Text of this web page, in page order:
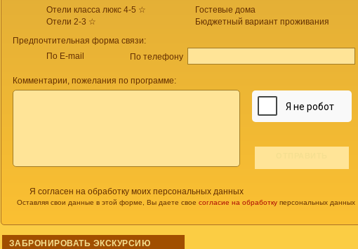
Отели класса люкс 4-5 ☆
Отели 2-3 ☆
Гостевые дома
Бюджетный вариант проживания
Предпочтительная форма связи:
По E-mail
По телефону
Комментарии, пожелания по программе:
Я согласен на обработку моих персональных данных
Оставляя свои данные в этой форме, Вы даете свое согласие на обработку персональных данных
ЗАБРОНИРОВАТЬ ЭКСКУРСИЮ